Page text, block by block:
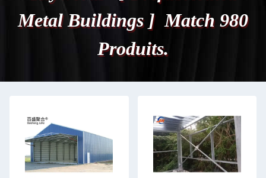
Metal Buildings ] Match 980
Produits.